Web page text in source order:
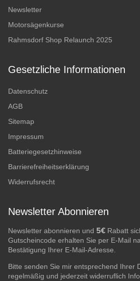
Newsletter
Motorsägenkurse
Rahmsdorf Shop Relaunch 2025
Gesetzliche Informationen
Datenschutz
AGB
Sitemap
Impressum
Batteriegesetzhinweise
Barrierefreiheitserklärung
Widerrufsrecht
Newsletter Abonnieren
Newsletter abonnieren und 5€ Rabatt
Gutscheincode erhalten Sie per E-Mail
Bestätigung Ihrer E-Mail-Adresse.
Bitte senden Sie mir entsprechend Ihrer
regelmäßig und jederzeit widerruflich